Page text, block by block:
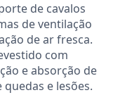
de cavalos
de ventilação
de ar fresca.
com
e absorção de
e lesões.